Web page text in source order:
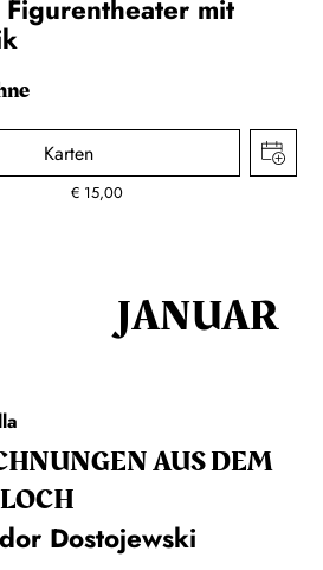
Figurentheater mit
Karten
€ 15,00
JANUAR
AUS DEM
Dostojewski